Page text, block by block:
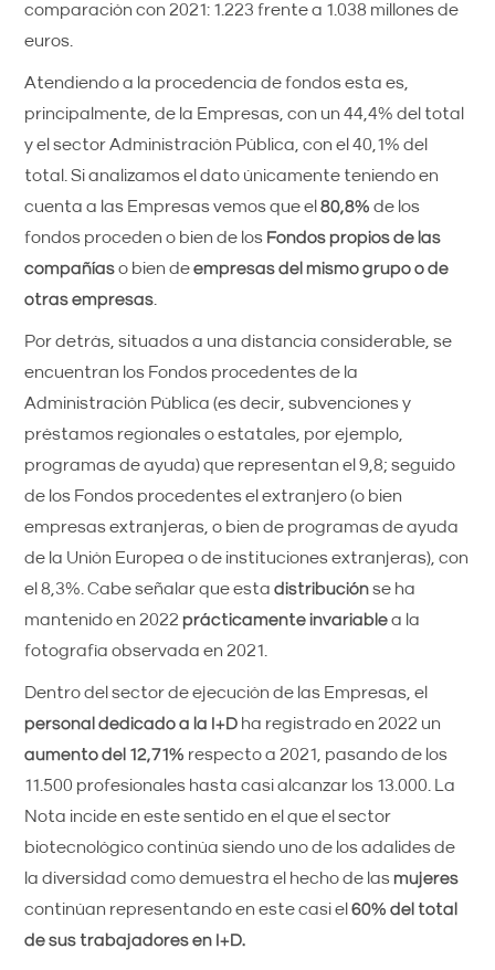
comparación con 2021: 1.223 frente a 1.038 millones de
euros.
Atendiendo a la procedencia de fondos esta es,
principalmente, de la Empresas, con un 44,4% del total
y el sector Administración Pública, con el 40,1% del
total. Si analizamos el dato únicamente teniendo en
cuenta a las Empresas vemos que el80,8% de los
fondos proceden o bien de los Fondos propios de las
compañíaso bien deempresas del mismo grupo o de
otras empresas
Por detrás, situados a una distancia considerable, se
encuentran los Fondos procedentes de la
Administración Pública (es decir, subvenciones y
préstamos regionales o estatales, por ejemplo,
programas de ayuda) que representan el 9,8; seguido
de los Fondos procedentes el extranjero (o bien
empresas extranjeras, o bien de programas de ayuda
de la Unión Europea o de instituciones extranjeras), con
el 8,3%. Cabe señalar que estadistribuciónse ha
mantenido en 2022prácticamente invariablea la
fotografía observada en 2021.
Dentro del sector de ejecución de las Empresas, el
personal dedicado a la I+D ha registrado en 2022 un
aumento del 12,71% respecto a 2021, pasando de los
11.500 profesionales hasta casi alcanzar los 13.000. La
Nota incide en este sentido en el que el sector
biotecnológico continúa siendo uno de los adalides de
la diversidad como demuestra el hecho de lasmujeres
continúan representando en este casi el 60% del total
de sus trabajadores en I+D.